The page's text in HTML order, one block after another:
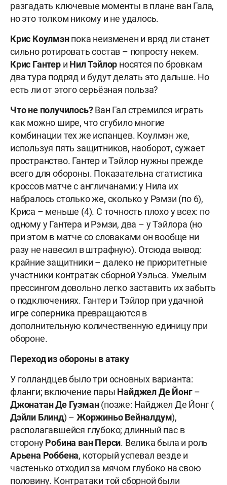
разгадать ключевые моменты в плане ван Гала,
но это толком никому и не удалось.
Крис Коулмэнпока неизменен и вряд ли станет
сильно ротировать состав – попросту некем.
Крис Гантери НилТэйлор носятся по бровкам
два тура подряд и будут делать это дальше. Но
есть ли от этого серьёзная польза?
Что не получилось?Ван Гал стремился играть
как можно шире, что сгубило многие
комбинации тех же испанцев. Коулмэн же,
используя пять защитников, наоборот, сужает
пространство. Гантер и Тэйлор нужны прежде
всего для обороны. Показательна статистика
кроссов матче с англичанами: у Нила их
набралось столько же, сколько у Рэмзи (по 6),
Криса – меньше (4). С точность плохо у всех: по
одному у Гантера и Рэмзи, два – у Тэйлора (но
при этом в матче со словаками он вообще ни
разу не навесил в штрафную). Отсюда вывод:
крайние защитники – далеко не приоритетные
участники контратак сборной Уэльса. Умелым
прессингом довольно легко заставить их забыть
о подключениях. Гантер и Тэйлор при удачной
игре соперника превращаются в
дополнительную количественную единицу при
обороне.
Переход из обороны в атаку
У голландцев было три основных варианта:
фланги; включение пары НайджелДе Йонг–
ДжонатанДе Гузман(позже: Найджел Де Йонг (
Дэйли Блинд) –Жоржиньо Вейналдум),
располагавшейся глубоко; длинный пас в
сторонуРобина ван Перси. Велика была и роль
Арьена Роббена, который успевал везде и
частенько отходил за мячом глубоко на свою
половину. Контратаки той сборной были